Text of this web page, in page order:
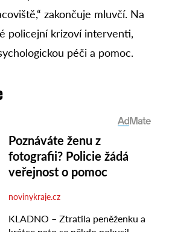
zakončuje mluvčí. Na
policejní krizoví interventi,
péči a pomoc.